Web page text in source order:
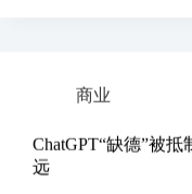
商业
ChatGPT“缺德”被
远